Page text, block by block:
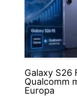
Galaxy S26
Qualcomm
Europa